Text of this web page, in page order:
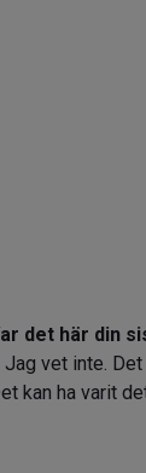
det här din
Jag vet inte.
kan ha varit